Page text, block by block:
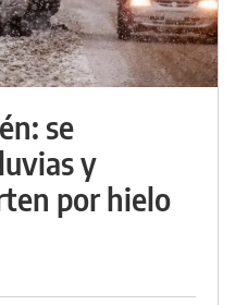
se
y
por hielo